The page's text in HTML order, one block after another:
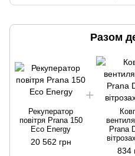
Разом
Рекуператор
повітря Prana 150
Eco Energy
20 562 грн
Prana
834